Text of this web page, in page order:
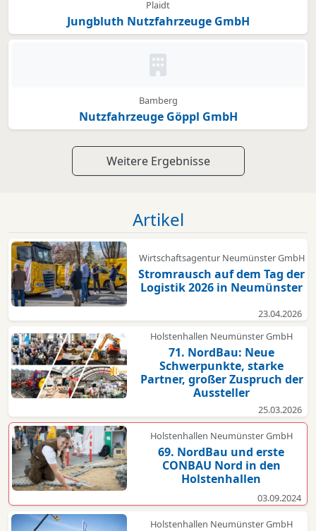
Plaidt
Jungbluth Nutzfahrzeuge GmbH
Kein Bild oder Logo hinterlegt
Bamberg
Nutzfahrzeuge Göppl GmbH
Weitere Ergebnisse
Artikel
Wirtschaftsagentur Neumünster GmbH
Stromrausch auf dem Tag der
Logistik 2026 in Neumünster
23.04.2026
Holstenhallen Neumünster GmbH
71. NordBau: Neue
Schwerpunkte, starke
Partner, großer Zuspruch der
Aussteller
25.03.2026
Holstenhallen Neumünster GmbH
69. NordBau und erste
CONBAU Nord in den
Holstenhallen
03.09.2024
Holstenhallen Neumünster GmbH